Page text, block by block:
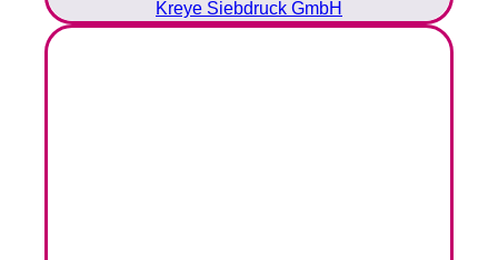
Kreye Siebdruck GmbH